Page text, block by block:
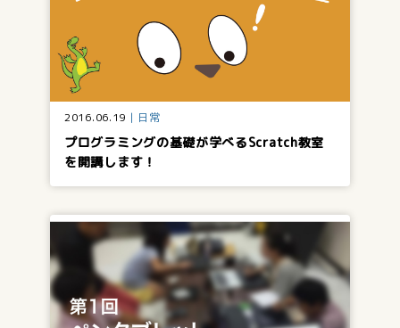
2016.06.19 日常
プログラミングの基礎が学べるScratch教室
を開講します！